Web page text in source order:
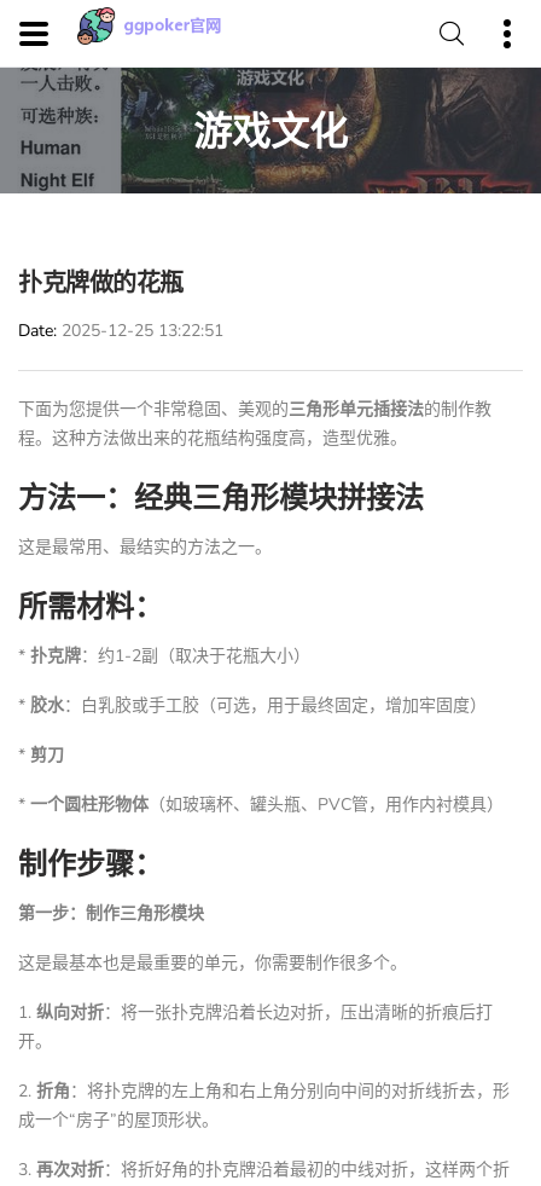
游戏文化
扑克牌做的花瓶
Date 2025-12-25 13:22:51
下面为您提供一个非常稳固、美观的三角形单元插接法的制作教
程。这种方法做出来的花瓶结构强度高，造型优雅。
方法一：经典三角形模块拼接法
这是最常用、最结实的方法之一。
所需材料：
* 扑克牌：约1-2副（取决于花瓶大小）
* 胶水：白乳胶或手工胶（可选，用于最终固定，增加牢固度）
* 剪刀
* 一个圆柱形物体 （如玻璃杯、罐头瓶、PVC管，用作内衬模具）
制作步骤：
第一步：制作三角形模块
这是最基本也是最重要的单元，你需要制作很多个。
1. 纵向对折：将一张扑克牌沿着长边对折，压出清晰的折痕后打
开。
2. 折角：将扑克牌的左上角和右上角分别向中间的对折线折去，形
成一个“房子”的屋顶形状。
3. 再次对折：将折好角的扑克牌沿着最初的中线对折，这样两个折